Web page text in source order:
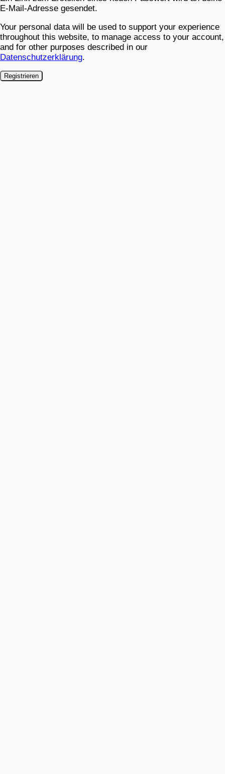
E-Mail-Adresse gesendet.
Your personal data will be used to support your experience
throughout this website, to manage access to your account,
and for other purposes described in our
Datenschutzerklärung.
Registrieren